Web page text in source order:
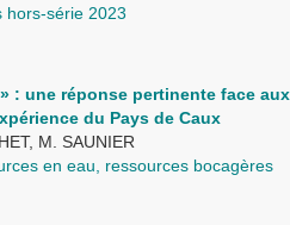
hors-série 2023
: une réponse pertinente face
du Pays de Caux
M. SAUNIER
en eau, ressources bocagères